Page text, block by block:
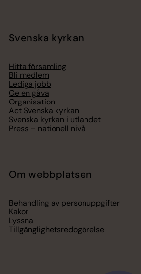
Svenska kyrkan
Hitta församling
Bli medlem
Lediga jobb
Ge en gåva
Organisation
Act Svenska kyrkan
Svenska kyrkan i utlandet
Press – nationell nivå
Om webbplatsen
Behandling av personuppgifter
Kakor
Lyssna
Tillgänglighetsredogörelse